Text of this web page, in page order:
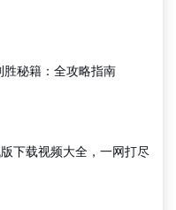
秘籍：全攻略指南
下载视频大全，一网打尽